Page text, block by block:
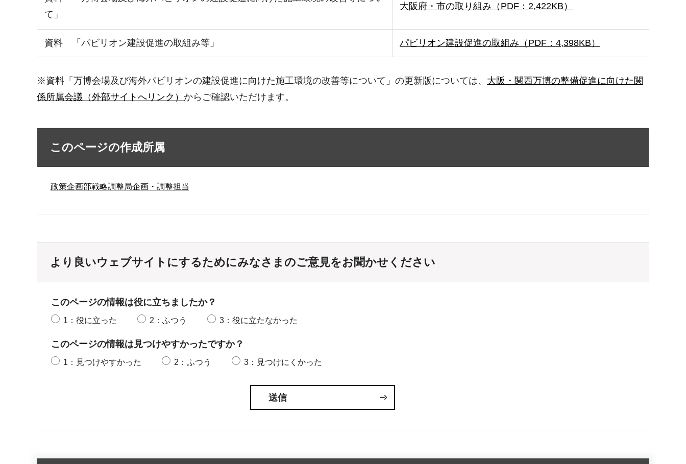
て」
大阪府・市の取り組み（PDF：2,422KB）
資料 「パビリオン建設促進の取組み等」 パビリオン建設促進の取組み（PDF：4,398KB）
※資料「万博会場及び海外パビリオンの建設促進に向けた施工環境の改善等について」の更新版については、 大阪・関西万博の整備促進に向けた関
係所属会議（外部サイトへリンク） からご確認いただけます。
このページの作成所属
政策企画部戦略調整局企画・調整担当
より良いウェブサイトにするためにみなさまのご意見をお聞かせください
このページの情報は役に立ちましたか？
1：役に立った 2：ふつう 3：役に立たなかった
このページの情報は見つけやすかったですか？
1：見つけやすかった 2：ふつう 3：見つけにくかった